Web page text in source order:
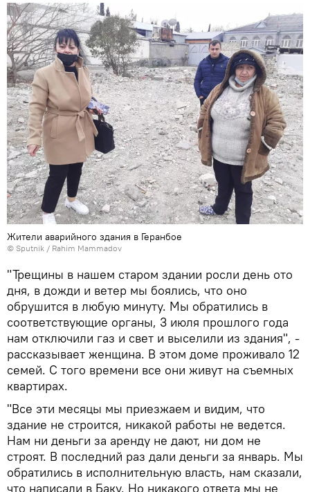
Жители аварийного здания в Геранбое
© Sputnik / Rahim Mammadov
"Трещины в нашем старом здании росли день ото
дня, в дожди и ветер мы боялись, что оно
обрушится в любую минуту. Мы обратились в
соответствующие органы, 3 июля прошлого года
нам отключили газ и свет и выселили из здания", -
рассказывает женщина. В этом доме проживало 12
семей. С того времени все они живут на съемных
квартирах.
"Все эти месяцы мы приезжаем и видим, что
здание не строится, никакой работы не ведется.
Нам ни деньги за аренду не дают, ни дом не
строят. В последний раз дали деньги за январь. Мы
обратились в исполнительную власть, нам сказали,
что написали в Баку. Но никакого ответа мы не